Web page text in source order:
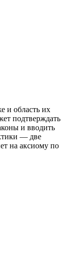
и область их
подтверждать
и вводить
— две
на аксиому по